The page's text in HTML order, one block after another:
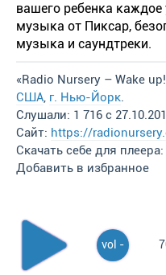
вашего ребенка
музыка от Пиксар,
музыка и саундтреки.
«Radio Nursery – Wake
США, г. Нью-Йорк.
Слушали: 1 716 с
Сайт: https://
Скачать себе для плеера:
Добавить в избранное
vol -